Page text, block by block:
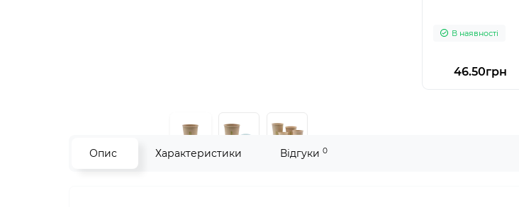
В наявності
46.50грн
Опис Характеристики Відгуки 0